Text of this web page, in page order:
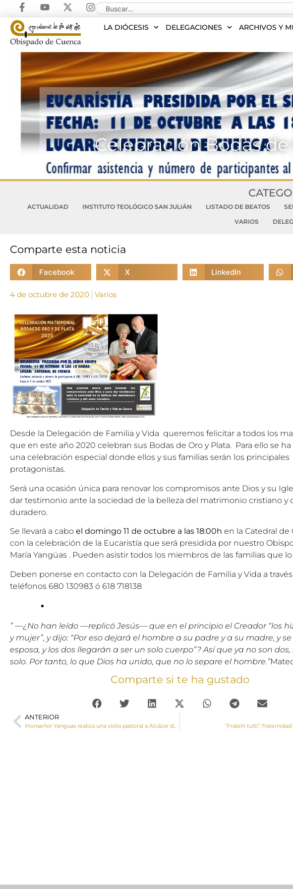
LA DIÓCESIS DELEGACIONES ARCHIVOS Y
Celebración Bodas
ACTUALIDAD INSTITUTO TEOLÓGICO SAN JULIÁN LISTADO DE BEATOS
VARIOS
Comparte esta noticia
Facebook X LinkedIn
4 de octubre de 2020 Varios
Desde la Delegación de Familia y Vida queremos felicitar a todos los
que en este año 2020 celebran sus Bodas de Oro y Plata. Para ello se
una celebración especial donde ellos y sus familias serán los principales
protagonistas.
Será una ocasión única para renovar los compromisos ante Dios y su
dar testimonio ante la sociedad de la belleza del matrimonio cristiano y
duradero.
Se llevará a cabo el domingo 11 de octubre a las 18:00h en la Catedral de
con la celebración de la Eucaristía que será presidida por nuestro
María Yangüas . Pueden asistir todos los miembros de las familias que
Deben ponerse en contacto con la Delegación de Familia y Vida a
teléfonos 680 130983 ó 618 718138
” —¿No han leído —replicó Jesús— que en el principio el Creador “los
y mujer”, y dijo: “Por eso dejará el hombre a su padre y a su madre, y
esposa, y los dos llegarán a ser un solo cuerpo”? Así que ya no son
solo. Por tanto, lo que Dios ha unido, que no lo separe el hombre.”
Comparte si te ha gustado
ANTERIOR
Monseñor Yanguas realiza una visita pastoral a Alcázar del Rey y Huelves “Fratelli tutti”: